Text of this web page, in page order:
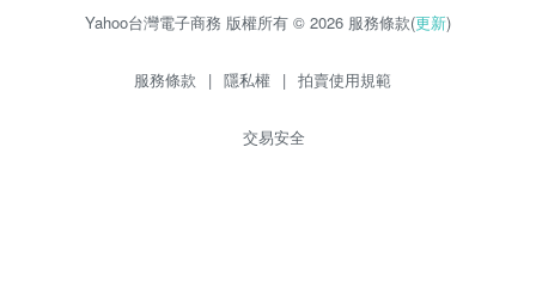
Yahoo台灣電子商務 版權所有 © 2026 服務條款(更新)
服務條款 | 隱私權 | 拍賣使用規範
交易安全